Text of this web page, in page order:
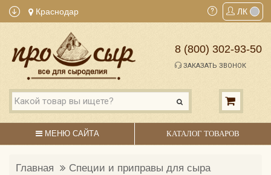
Краснодар ЛК
8 (800) 302-93-50
ЗАКАЗАТЬ ЗВОНОК
МЕНЮ САЙТА КАТАЛОГ ТОВАРОВ
Главная
Специи и приправы для сыра